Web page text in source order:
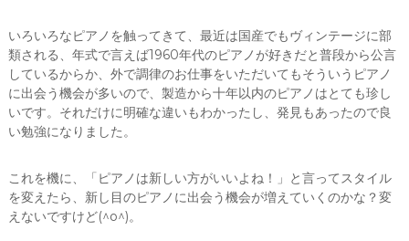
いろいろなピアノを触ってきて、最近は国産でもヴィンテージに部
類される、年式で言えば1960年代のピアノが好きだと普段から公言
しているからか、外で調律のお仕事をいただいてもそういうピアノ
に出会う機会が多いので、製造から十年以内のピアノはとても珍し
いです。それだけに明確な違いもわかったし、発見もあったので良
い勉強になりました。
これを機に、「ピアノは新しい方がいいよね！」と言ってスタイル
を変えたら、新し目のピアノに出会う機会が増えていくのかな？変
えないですけど(^o^)。